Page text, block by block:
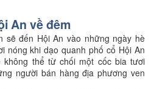
An về đêm
sẽ đến Hội An vào những ngày hè
nóng khi dạo quanh phố cổ Hội An
không thể từ chối một cốc bia tươi
người bán hàng địa phương ven